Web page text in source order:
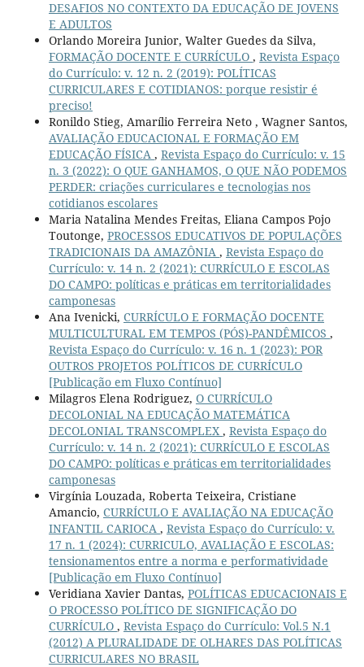
DESAFIOS NO CONTEXTO DA EDUCAÇÃO DE JOVENS
E ADULTOS
Orlando Moreira Junior, Walter Guedes da Silva,
FORMAÇÃO DOCENTE E CURRÍCULO , Revista Espaço
do Currículo: v. 12 n. 2 (2019): POLÍTICAS
CURRICULARES E COTIDIANOS: porque resistir é
preciso!
Ronildo Stieg, Amarílio Ferreira Neto , Wagner Santos,
AVALIAÇÃO EDUCACIONAL E FORMAÇÃO EM
EDUCAÇÃO FÍSICA , Revista Espaço do Currículo: v. 15
n. 3 (2022): O QUE GANHAMOS, O QUE NÃO PODEMOS
PERDER: criações curriculares e tecnologias nos
cotidianos escolares
Maria Natalina Mendes Freitas, Eliana Campos Pojo
Toutonge, PROCESSOS EDUCATIVOS DE POPULAÇÕES
TRADICIONAIS DA AMAZÔNIA , Revista Espaço do
Currículo: v. 14 n. 2 (2021): CURRÍCULO E ESCOLAS
DO CAMPO: políticas e práticas em territorialidades
camponesas
Ana Ivenicki, CURRÍCULO E FORMAÇÃO DOCENTE
MULTICULTURAL EM TEMPOS (PÓS)-PANDÊMICOS ,
Revista Espaço do Currículo: v. 16 n. 1 (2023): POR
OUTROS PROJETOS POLÍTICOS DE CURRÍCULO
[Publicação em Fluxo Contínuo]
Milagros Elena Rodriguez, O CURRÍCULO
DECOLONIAL NA EDUCAÇÃO MATEMÁTICA
DECOLONIAL TRANSCOMPLEX , Revista Espaço do
Currículo: v. 14 n. 2 (2021): CURRÍCULO E ESCOLAS
DO CAMPO: políticas e práticas em territorialidades
camponesas
Virgínia Louzada, Roberta Teixeira, Cristiane
Amancio, CURRÍCULO E AVALIAÇÃO NA EDUCAÇÃO
INFANTIL CARIOCA , Revista Espaço do Currículo: v.
17 n. 1 (2024): CURRICULO, AVALIAÇÃO E ESCOLAS:
tensionamentos entre a norma e performatividade
[Publicação em Fluxo Contínuo]
Veridiana Xavier Dantas, POLÍTICAS EDUCACIONAIS E
O PROCESSO POLÍTICO DE SIGNIFICAÇÃO DO
CURRÍCULO , Revista Espaço do Currículo: Vol.5 N.1
(2012) A PLURALIDADE DE OLHARES DAS POLÍTICAS
CURRICULARES NO BRASIL